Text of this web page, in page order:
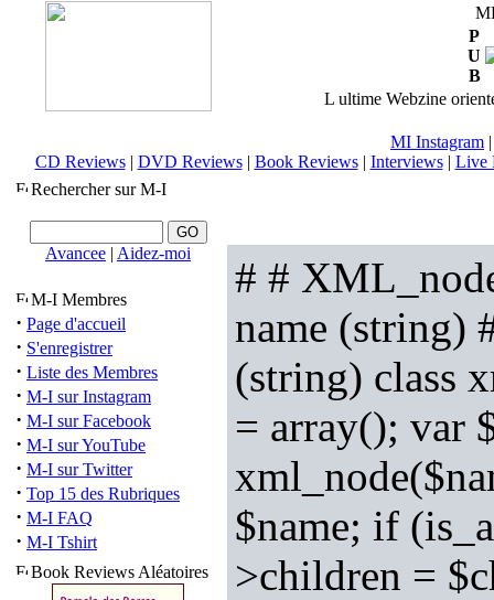
P
U
B
L ultime Webzine
MI Instagram
CD Reviews| DVD Reviews| Book Reviews| Interviews| Live
Rechercher sur M-I
Avancee | Aidez-moi
M-I Membres
· Page d'accueil
· S'enregistrer
· Liste des Membres
· M-I sur Instagram
· M-I sur Facebook
· M-I sur YouTube
· M-I sur Twitter
· Top 15 des Rubriques
· M-I FAQ
· M-I Tshirt
Book Reviews Aléatoires
# #
name (string)
(string) class
= array(); var
$name; if
>children =